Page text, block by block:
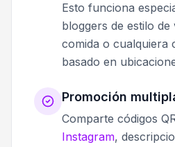
Esto funciona
bloggers de estilo de
comida o cualquiera
basado en
Promoción
Comparte códigos
Instagram,